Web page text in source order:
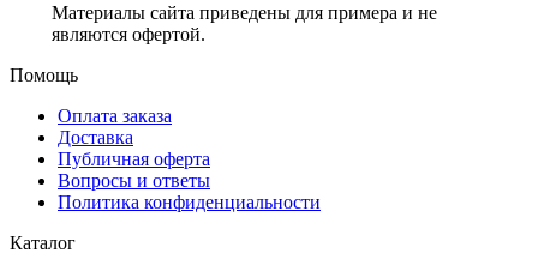
Материалы сайта приведены для примера и не
являются офертой.
Помощь
Оплата заказа
Доставка
Публичная оферта
Вопросы и ответы
Политика конфиденциальности
Каталог